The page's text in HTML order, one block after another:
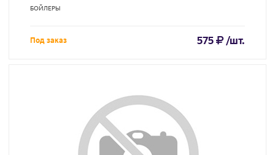
БОЙЛЕРЫ
Под заказ 575 /шт.